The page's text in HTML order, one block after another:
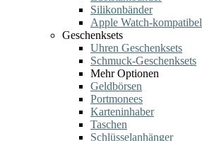
Silikonbänder
Apple Watch-kompatibel
Geschenksets
Uhren Geschenksets
Schmuck-Geschenksets
Mehr Optionen
Geldbörsen
Portmonees
Karteninhaber
Taschen
Schlüsselanhänger